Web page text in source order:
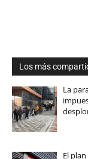
Los más
La
El